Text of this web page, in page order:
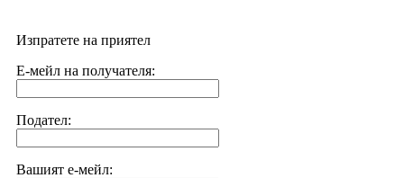
Изпратете на приятел
Е-мейл на получателя:
Подател:
Вашият е-мейл: